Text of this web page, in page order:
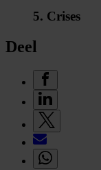
5. Crises
Deel